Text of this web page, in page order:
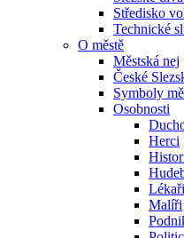
Středisko
Technické
O městě
Městská nej
České
Symboly
Osobnosti
Herci
Lékaři
Malíři